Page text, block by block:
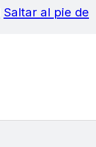
Saltar al pie de